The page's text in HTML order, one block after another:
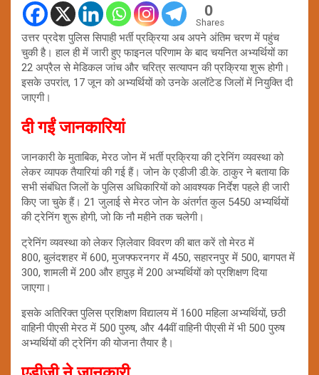
0
Shares
उत्तर प्रदेश पुलिस सिपाही भर्ती प्रक्रिया अब अपने अंतिम चरण में पहुंच
चुकी है। हाल ही में जारी हुए फाइनल परिणाम के बाद चयनित अभ्यर्थियों का
22 अप्रैल से मेडिकल जांच और चरित्र सत्यापन की प्रक्रिया शुरू होगी।
इसके उपरांत, 17 जून को अभ्यर्थियों को उनके अलॉटेड जिलों में नियुक्ति दी
जाएगी।
दी गईं जानकारियां
जानकारी के मुताबिक, मेरठ जोन में भर्ती प्रक्रिया की ट्रेनिंग व्यवस्था को
लेकर व्यापक तैयारियां की गई हैं। जोन के एडीजी डी.के. ठाकुर ने बताया कि
सभी संबंधित जिलों के पुलिस अधिकारियों को आवश्यक निर्देश पहले ही जारी
किए जा चुके हैं। 21 जुलाई से मेरठ जोन के अंतर्गत कुल 5450 अभ्यर्थियों
की ट्रेनिंग शुरू होगी, जो कि नौ महीने तक चलेगी।
ट्रेनिंग व्यवस्था को लेकर ज़िलेवार विवरण की बात करें तो मेरठ में
800, बुलंदशहर में 600, मुजफ्फरनगर में 450, सहारनपुर में 500, बागपत में
300, शामली में 200 और हापुड़ में 200 अभ्यर्थियों को प्रशिक्षण दिया
जाएगा।
इसके अतिरिक्त पुलिस प्रशिक्षण विद्यालय में 1600 महिला अभ्यर्थियों, छठी
वाहिनी पीएसी मेरठ में 500 पुरुष, और 44वीं वाहिनी पीएसी में भी 500 पुरुष
अभ्यर्थियों की ट्रेनिंग की योजना तैयार है।